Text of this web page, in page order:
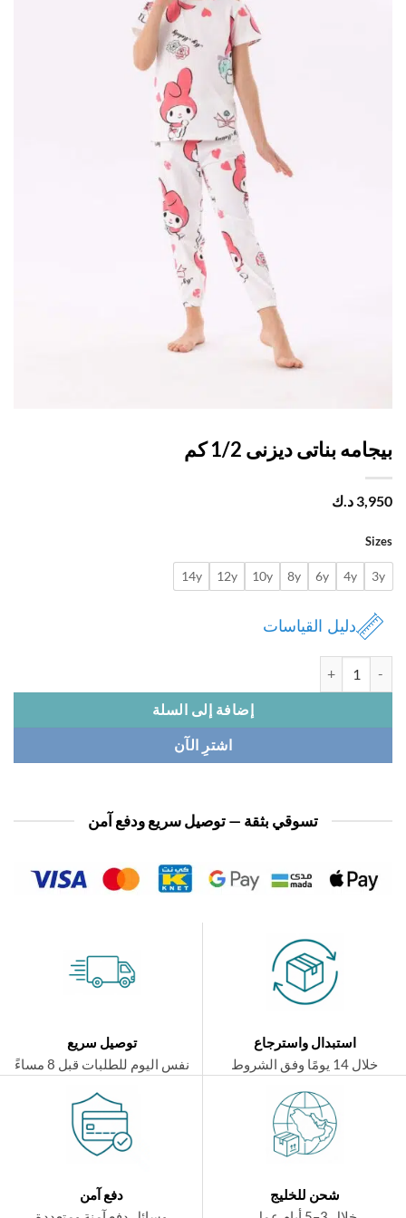
بناتى ديزنى 1/2 كم
د.ك
4y
6y
8y
10y
12y
14y
دليل القياسات
إضافة إلى السلة
اشترِ الآن
تسوقي بثقة — توصيل سريع ودفع آمن
استبدال واسترجاع
توصيل سريع
نفس اليوم للطلبات قبل 8 مساءً
شحن للخليج
دفع آمن